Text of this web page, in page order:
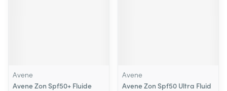
Avene
Avene Zon Spf50+ Fluide
Avene
Avene Zon Spf50 Ultra Fluid